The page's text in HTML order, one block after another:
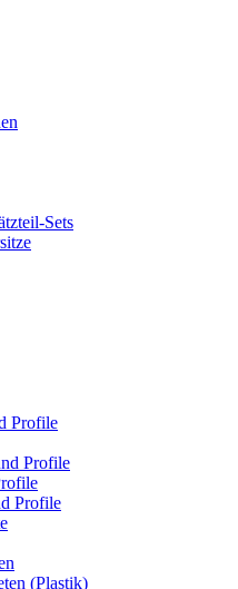
Sets
Profile
Profile
Profile
(Plastik)